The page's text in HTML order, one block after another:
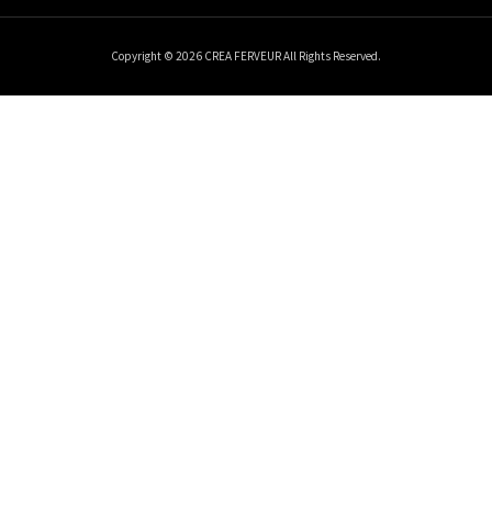
Copyright © 2026 CREA FERVEUR All Rights Reserved.